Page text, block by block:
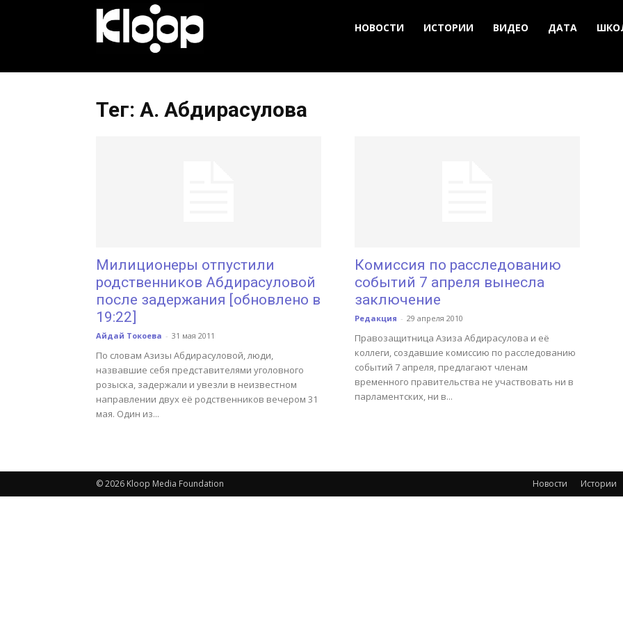
НОВОСТИ ИСТОРИИ ВИДЕО ДАТА
Тег: А. Абдирасулова
Милиционеры отпустили
родственников Абдирасуловой
после задержания [обновлено в
19:22]
Айдай Токоева - 31 мая 2011
По словам Азизы Абдирасуловой, люди,
назвавшие себя представителями уголовного
розыска, задержали и увезли в неизвестном
направлении двух её родственников вечером 31
мая. Один из...
Комиссия по расследованию
событий 7 апреля вынесла
заключение
Редакция - 29 апреля 2010
Правозащитница Азиза Абдирасулова и её
коллеги, создавшие комиссию по расследованию
событий 7 апреля, предлагают членам
временного правительства не участвовать ни в
парламентских, ни в...
Новости Истории
© 2026 Kloop Media Foundation